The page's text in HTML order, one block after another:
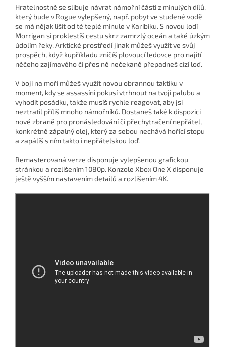
Hratelnostně se slibuje návrat námořní části z minulých dílů,
který bude v Rogue vylepšený, např. pobyt ve studené vodě
se má nějak lišit od té teplé minule v Karibiku. S novou lodí
Morrigan si proklestíš cestu skrz zamrzlý oceán a také úzkým
údolím řeky. Arktické prostředí jinak můžeš využít ve svůj
prospěch, když kupříkladu zničíš plovoucí ledovce pro najití
něčeho zajímavého či přes ně nečekaně přepadneš cizí loď.
V boji na moři můžeš využít novou obrannou taktiku v
moment, kdy se assassíni pokusí vtrhnout na tvoji palubu a
vyhodit posádku, takže musíš rychle reagovat, aby jsi
neztratil příliš mnoho námořníků. Dostaneš také k dispozici
nové zbraně pro pronásledování či přechytračení nepřátel,
konkrétně zápalný olej, který za sebou nechává hořící stopu
a zapálíš s ním takto i nepřátelskou loď.
Remasterovaná verze disponuje vylepšenou grafickou
stránkou a rozlišením 1080p. Konzole Xbox One X disponuje
ještě vyšším nastavením detailů a rozlišením 4K.